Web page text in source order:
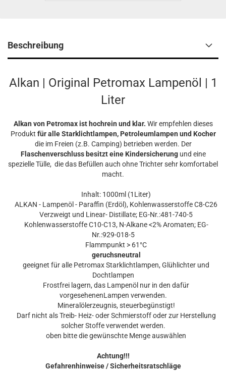
Beschreibung
Alkan | Original Petromax Lampenöl | 1
Liter
Alkan von Petromax ist hochrein und klar. Wir empfehlen dieses
Produkt für alle Starklichtlampen, Petroleumlampen und Kocher
die im Freien (z.B. Camping) betrieben werden. Der
Flaschenverschluss besitzt eine Kindersicherungund eine
spezielle Tülle, die das Befüllen auch ohne Trichter sehr komfortabel
macht.
Inhalt: 1000ml (1Liter)
ALKAN - Lampenöl - Paraffin (Erdöl), Kohlenwasserstoffe C8-C26
Verzweigt und Linear- Distillate; EG-Nr.:481-740-5
Kohlenwasserstoffe C10-C13, N-Alkane <2% Aromaten; EG-
Nr.:929-018-5
Flammpunkt > 61°C
geruchsneutral
geeignet für alle Petromax Starklichtlampen, Glühlichter und
Dochtlampen
Frostfrei lagern, das Lampenöl nur in den dafür
vorgesehenenLampen verwenden.
Mineralölerzeugnis, steuerbegünstigt!
Darf nicht als Treib- Heiz- oder Schmierstoff oder zur Herstellung
solcher Stoffe verwendet werden.
oben bitte die gewünschte Menge auswählen
Achtung!!!
Gefahrenhinweise / Sicherheitsratschläge